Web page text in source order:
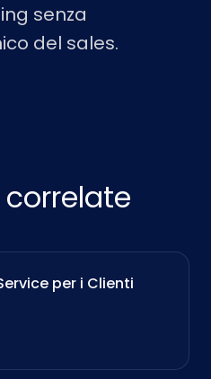
senza
del sales.
per i Clienti